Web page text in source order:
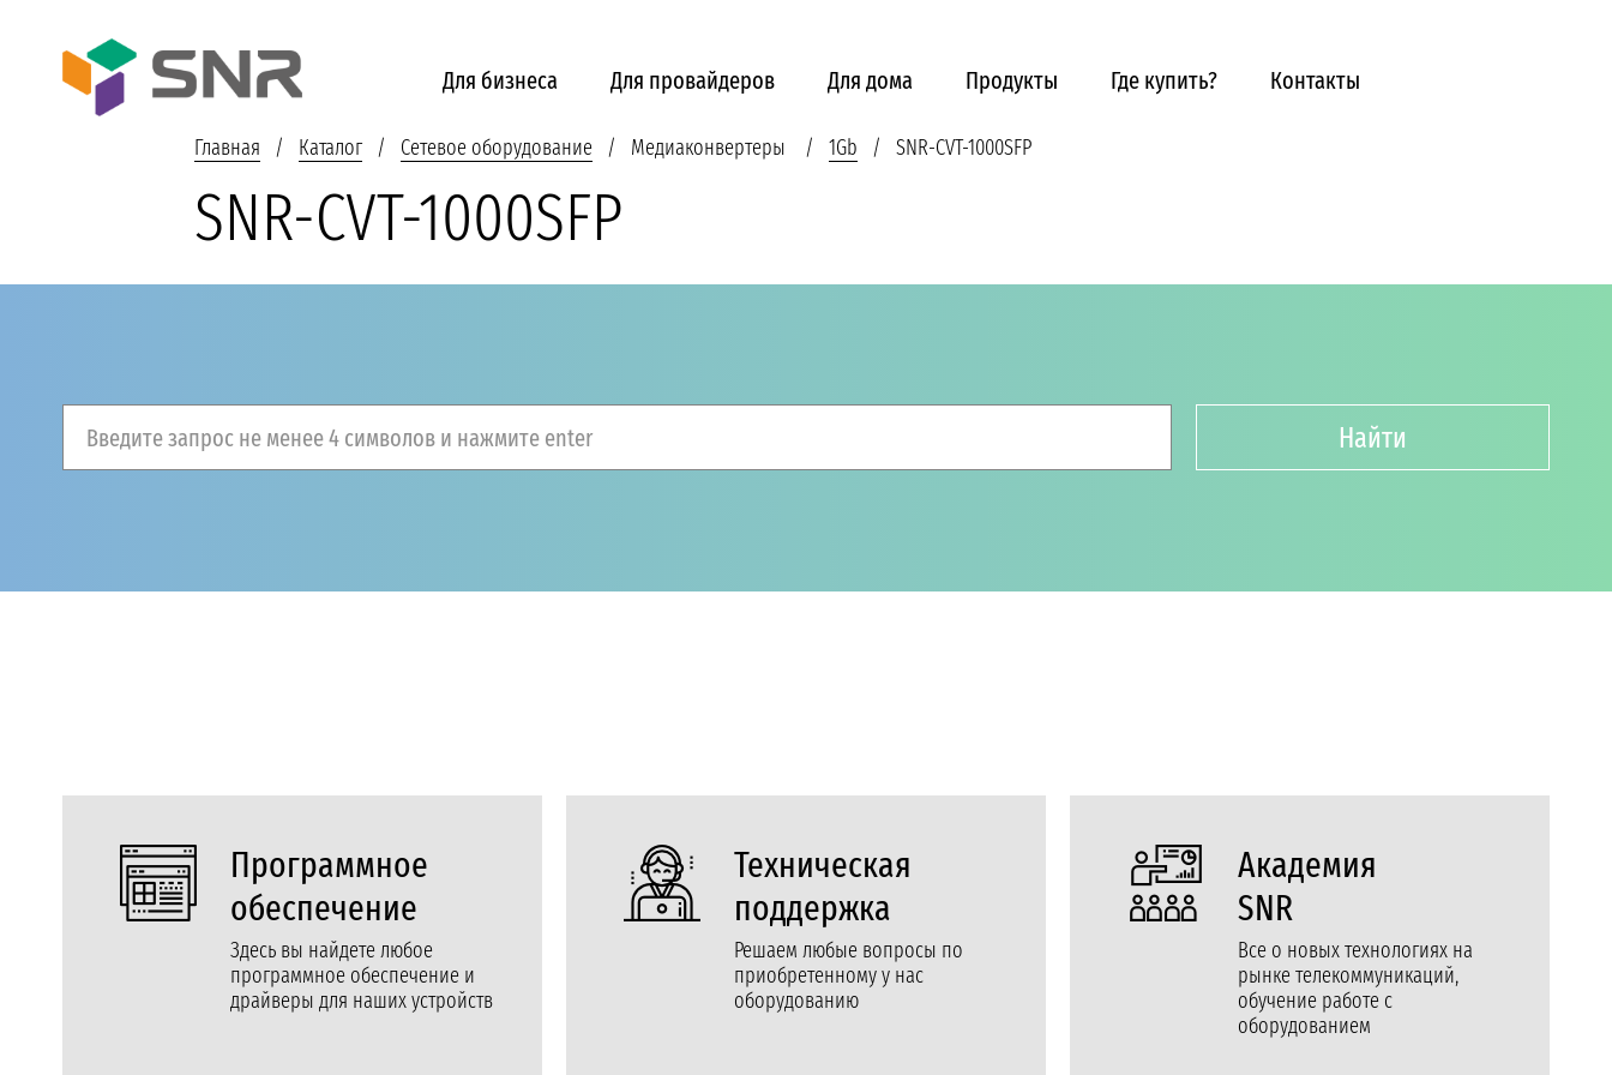
Для бизнеса Для провайдеров Для дома Продукты Где купить? Контакты
Главная Каталог Сетевое оборудование Медиаконвертеры 1Gb SNR-CVT-1000SFP
SNR-CVT-1000SFP
Введите запрос не менее 4 символов и нажмите enter Найти
Программное
обеспечение
Здесь вы найдете любое
программное обеспечение и
драйверы для наших устройств
Техническая
поддержка
Решаем любые вопросы по
приобретенному у нас
оборудованию
Академия
SNR
Все о новых технологиях на
рынке телекоммуникаций,
обучение работе с
оборудованием